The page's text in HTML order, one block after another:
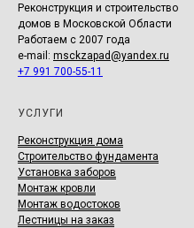
Реконструкция и строительство
домов в Московской Области
Работаем с 2007 года
e-mail: msckzapad@yandex.ru
+7 991 700-55-11
УСЛУГИ
Реконструкция дома
Строительство фундамента
Установка заборов
Монтаж кровли
Монтаж водостоков
Лестницы на заказ